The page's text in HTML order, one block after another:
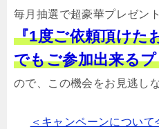
毎月抽選で超豪華プレゼン
『1度ご依頼頂けた
でもご参加出来る
ので、この機会をお見逃し
＜キャンペーンについ